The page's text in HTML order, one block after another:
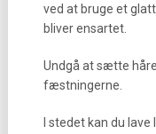
ved at bruge et
bliver ensartet.
Undgå at sætte
fæstningerne.
I stedet kan du